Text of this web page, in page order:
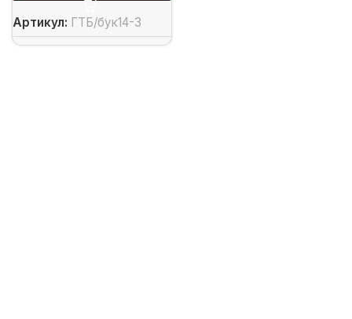
Артикул: ГТБ/бук14-3